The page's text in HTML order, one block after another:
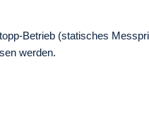
Betrieb (statisches
werden.